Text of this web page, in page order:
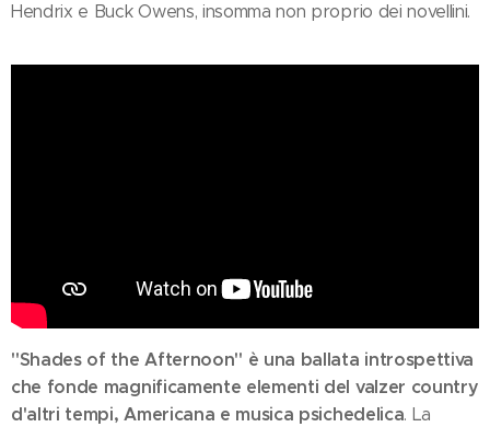
Hendrix e Buck Owens, insomma non proprio dei novellini.
"Shades of the Afternoon" è una ballata introspettiva
che fonde magnificamente elementi del valzer country
d'altri tempi, Americana e musica psichedelica. La